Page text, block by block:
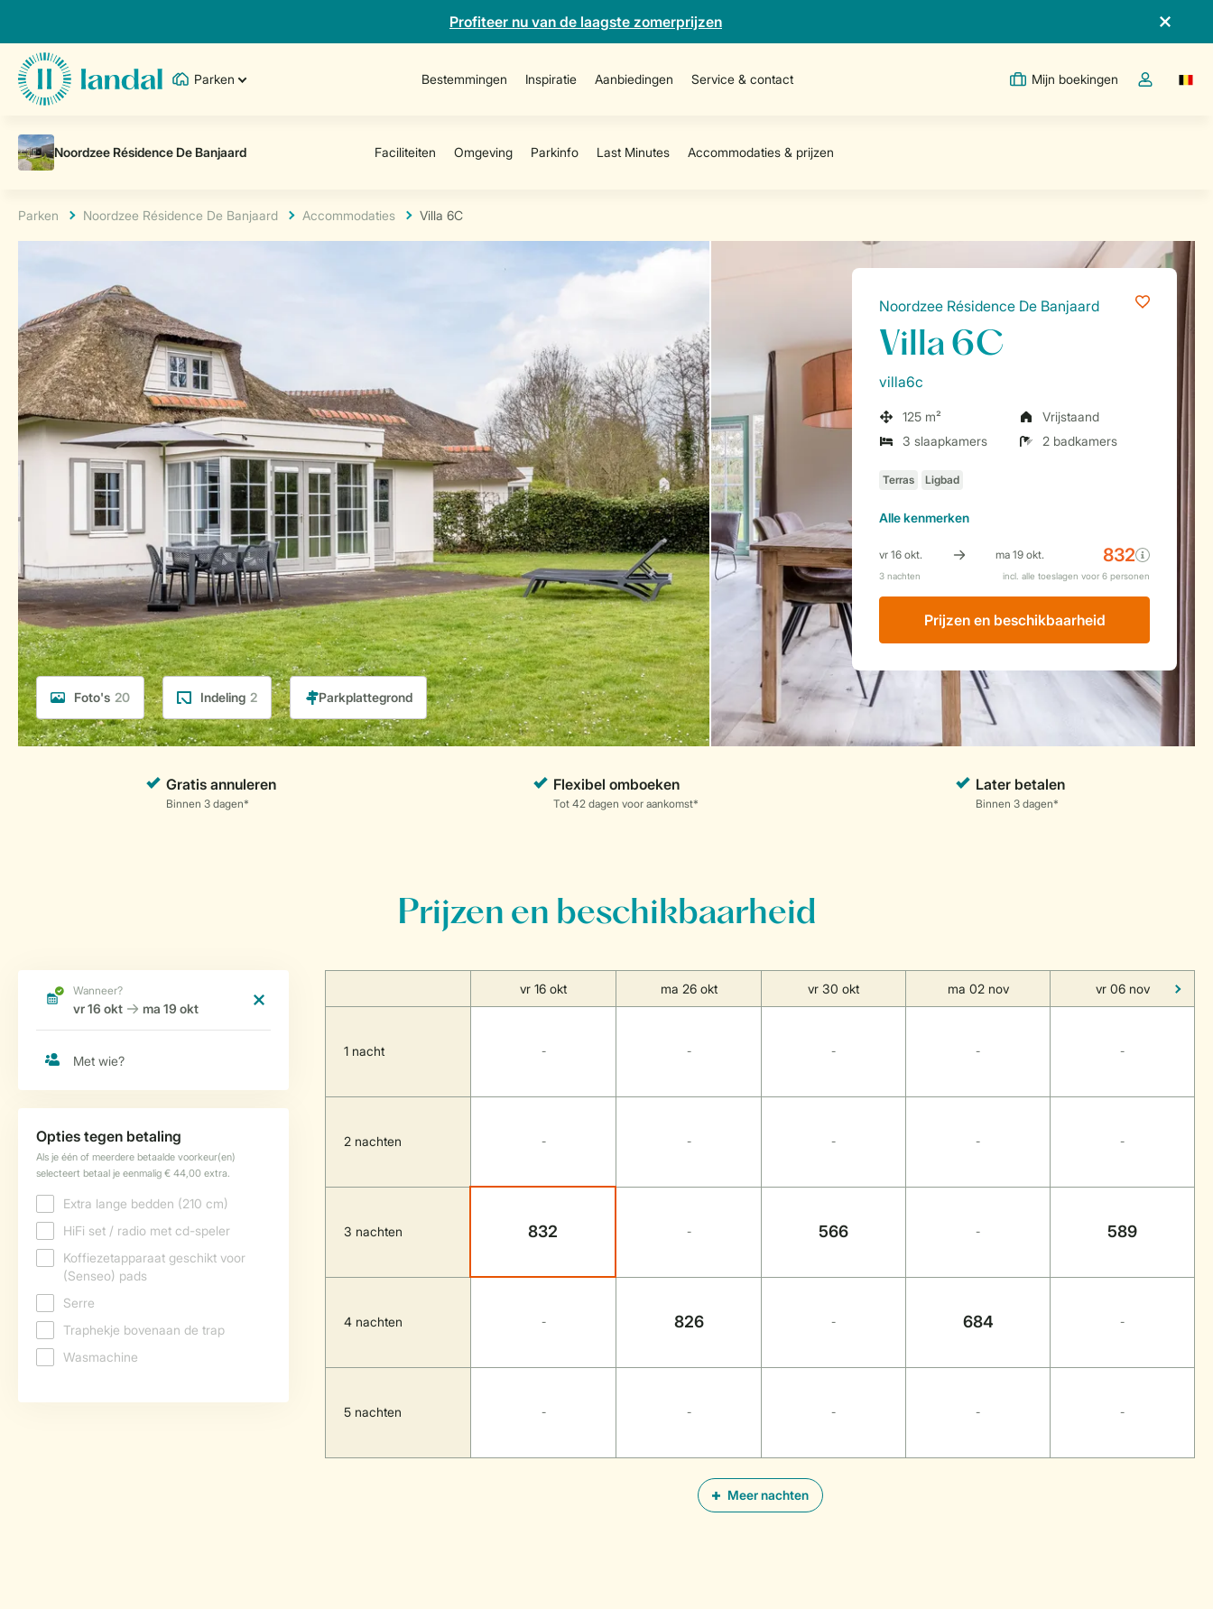
Profiteer nu van de laagste zomerprijzen
Parken Bestemmingen Inspiratie Aanbiedingen Service & contact Mijn boekingen
Open de
Parken Noordzee Résidence De Banjaard Accommodaties Villa 6C
Foto's 20 Indeling 2
Noordzee Résidence De Banjaard
Villa 6C
villa6c
125 m²
Vrijstaand
3 slaapkamers
2 badkamers
Allekenmerken
Prijzen en beschikbaarheid
Prijzen en beschikbaarheid
Meer nachten
vr 16 okt ma 26 okt vr 30 okt ma 02 nov vr 06 nov
1 nacht - - - - -
2 nachten - - - - -
3 nachten 832 - 566 - 589
4 nachten - 826 - 684 -
5 nachten - - - - -